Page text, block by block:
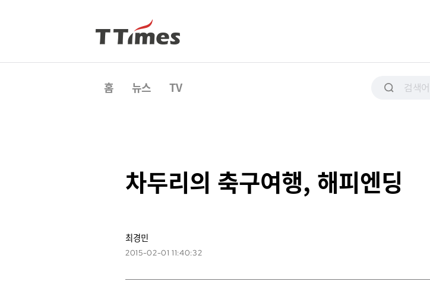
홈 뉴스 TV
차두리의 축구여행, 해피엔딩
최경민
2015-02-01 11:40:32